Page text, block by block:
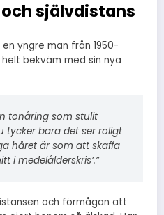
självdistans
yngre man från 1950-
bekväm med sin nya
tonåring som stulit
tycker bara det ser roligt
håret är som att skaffa
i medelålderskris’.”
och förmågan att